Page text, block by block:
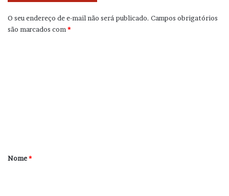
O seu endereço de e-mail não será publicado. Campos obrigatórios
são marcados com *
r
Nome*